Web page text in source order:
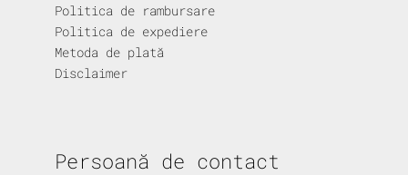
Politica de rambursare
Politica de expediere
Metoda de plată
Disclaimer
Persoană de contact